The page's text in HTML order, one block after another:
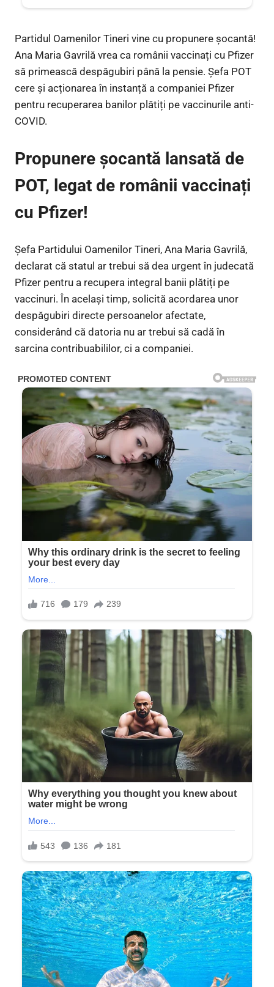
Partidul Oamenilor Tineri vine cu propunere șocantă!
Ana Maria Gavrilă vrea ca românii vaccinați cu Pfizer
să primească despăgubiri până la pensie. Șefa POT
cere și acționarea în instanță a companiei Pfizer
pentru recuperarea banilor plătiți pe vaccinurile anti-
COVID.
Propunere şocantă lansată de
POT, legat de românii vaccinați
cu Pfizer!
Șefa Partidului Oamenilor Tineri, Ana Maria Gavrilă,
declarat că statul ar trebui să dea urgent în judecată
Pfizer pentru a recupera integral banii plătiți pe
vaccinuri. În același timp, solicită acordarea unor
despăgubiri directe persoanelor afectate,
considerând că datoria nu ar trebui să cadă în
sarcina contribuabililor, ci a companiei.